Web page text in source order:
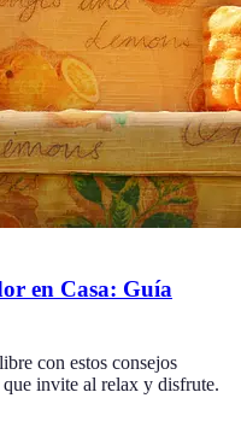
en Casa: Guía
con estos consejos
invite al relax y disfrute.